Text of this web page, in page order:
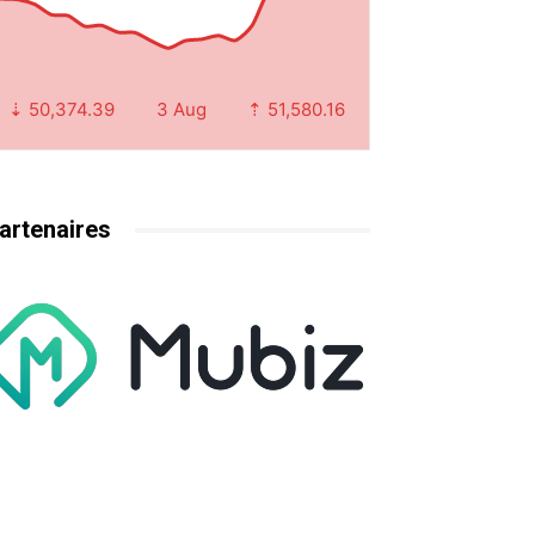
⇣ 50,374.39 3 Aug ⇡ 51,580.16